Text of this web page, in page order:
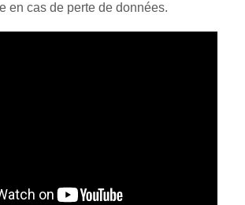
en cas de perte de données.